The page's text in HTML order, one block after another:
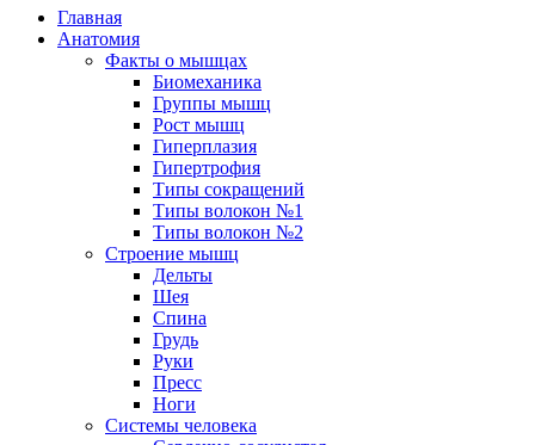
Главная
Анатомия
Факты о мышцах
Биомеханика
Группы мышц
Рост мышц
Гиперплазия
Гипертрофия
Типы сокращений
Типы волокон №1
Типы волокон №2
Строение мышц
Дельты
Шея
Спина
Грудь
Руки
Пресс
Ноги
Системы человека